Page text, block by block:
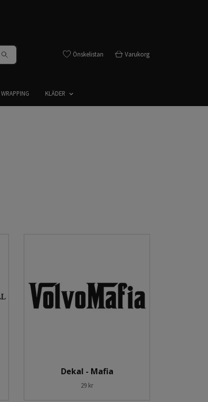
Önskelistan Varukorg
WRAPPING KLÄDER
Dekal - Mafia
29 kr